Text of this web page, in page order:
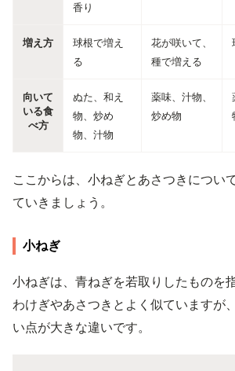
香り
増え方
球根で増え
る
花が咲いて、
種で増える
向いて
いる食
べ方
ぬた、和え
物、炒め
物、汁物
薬味、汁物、
炒め物
ここからは、小ねぎとあさつきについ
ていきましょう。
小ねぎ
小ねぎは、青ねぎを若取りしたものを
わけぎやあさつきとよく似ていますが
い点が大きな違いです。